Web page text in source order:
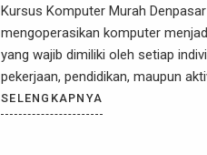
Kursus Komputer Murah
mengoperasikan komputer
yang wajib dimiliki oleh setiap
pekerjaan, pendidikan, maupun
menjadi alat yang tidak bisa
Anda yang tinggal di Denpasar
SELENGKAPNYA